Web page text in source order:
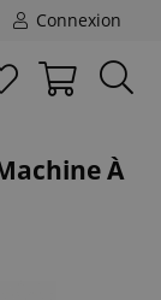
Connexion
À